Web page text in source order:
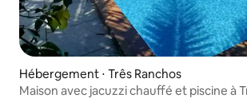
Hébergement ⋅ Três Ranchos
Maison avec jacuzzi chauffé et piscine à